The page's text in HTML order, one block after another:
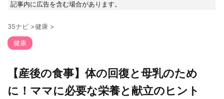
記事内に広告を含む場合があります。
35ナビ >健康 >
健康
【産後の食事】体の回復と母乳のため
に！ママに必要な栄養と献立のヒント